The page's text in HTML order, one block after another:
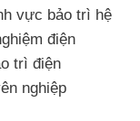
vực bảo trì hệ
điện
trì điện
nghiệp